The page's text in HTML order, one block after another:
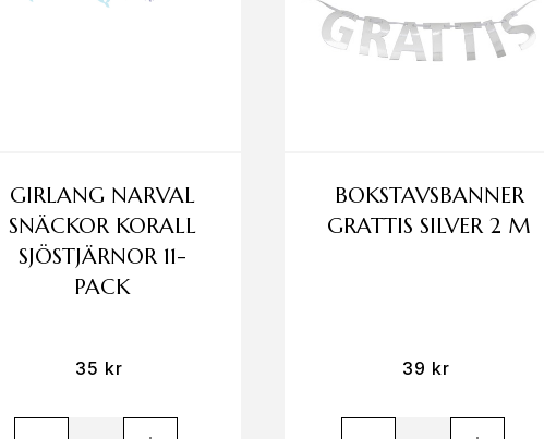
GIRLANG NARVAL
SNÄCKOR KORALL
SJÖSTJÄRNOR 11-
PACK
35 kr
BOKSTAVSBANNER
GRATTIS SILVER 2 M
39 kr